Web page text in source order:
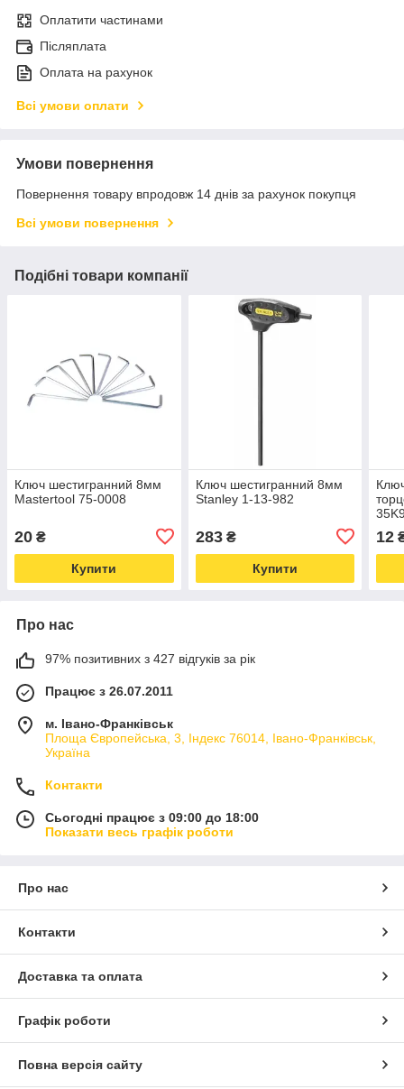
Оплатити частинами
Післяплата
Оплата на рахунок
Всі умови оплати
Умови повернення
Повернення товару впродовж 14 днів за рахунок покупця
Всі умови повернення
Подібні товари компанії
Ключ шестигранний 8мм
Mastertool 75-0008
20 ₴
Купити
Ключ шестигранний 8мм
Stanley 1-13-982
283₴
Купити
12
Про нас
97% позитивних з 427 відгуків за рік
Працює з 26.07.2011
м. Івано-Франківськ
Площа Європейська, 3, Індекс 76014, Івано-Франківськ,
Україна
Контакти
Сьогодні працює з 09:00 до 18:00
Показати весь графік роботи
Про нас
Контакти
Доставка та оплата
Графік роботи
Повна версія сайту